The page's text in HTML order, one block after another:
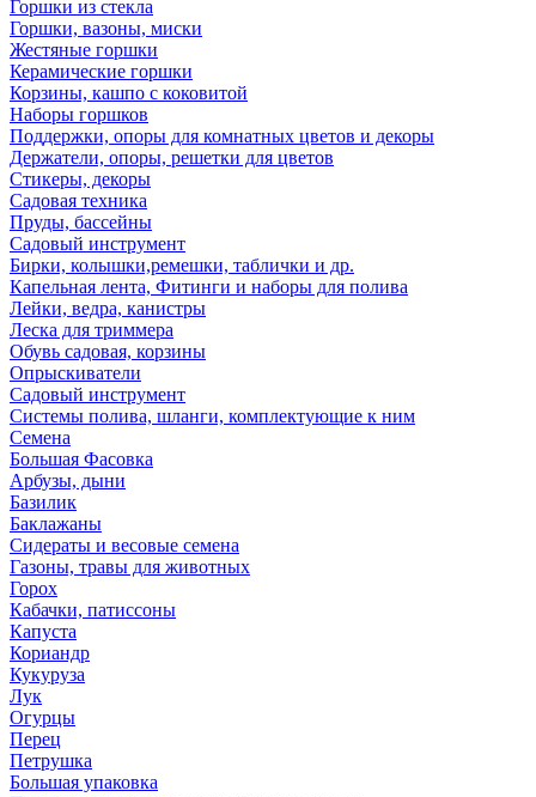
Горшки из стекла
Горшки, вазоны, миски
Жестяные горшки
Керамические горшки
Корзины, кашпо с коковитой
Наборы горшков
Поддержки, опоры для комнатных цветов и декоры
Держатели, опоры, решетки для цветов
Стикеры, декоры
Садовая техника
Пруды, бассейны
Садовый инструмент
Бирки, колышки,ремешки, таблички и др.
Капельная лента, Фитинги и наборы для полива
Лейки, ведра, канистры
Леска для триммера
Обувь садовая, корзины
Опрыскиватели
Садовый инструмент
Системы полива, шланги, комплектующие к ним
Семена
Большая Фасовка
Арбузы, дыни
Базилик
Баклажаны
Сидераты и весовые семена
Газоны, травы для животных
Горох
Кабачки, патиссоны
Капуста
Кориандр
Кукуруза
Лук
Огурцы
Перец
Петрушка
Большая упаковка